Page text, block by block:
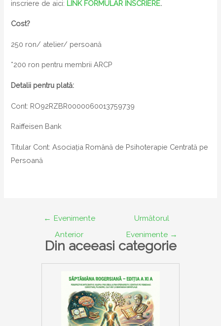
inscriere de aici: LINK FORMULAR ÎNSCRIERE.
Cost?
250 ron/ atelier/ persoană
*200 ron pentru membrii ARCP
Detalii pentru plată:
Cont: RO92RZBR0000060013759739
Raiffeisen Bank
Titular Cont: Asociația Română de Psihoterapie Centrată pe
Persoană
Navigare
articole
← Evenimente
Anterior
Următorul
Evenimente →
Din aceeasi categorie